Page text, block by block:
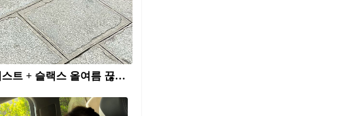
쉽고 이쁘게🤍🤎여름 셋업 조합 4 1. 수트 베스트 + 슬랙스 올여름 끊임 없이 회자되는 아이템은 바로 수트 베스트가 아닐까 싶습니다. 이 수트 베스트를 단독으로 와이드 슬랙스와 함께 매치하면 엣지있는 여름 셋업 스타일링을 완성할 수 있는데요. 슬랙스를 로우라이즈 또는 와이드 핏으로 선택한다면 더욱 스타일리시하게 연출할 수 있죠. 2. 수트 베스트 + 하프 슬랙스 폭염이 지속되고 있는 지금, 슬랙스의 기장을 짧게 가보는 것도 좋은 방법입니다. 긴 기장의 슬랙스보다는 보다 경쾌한 코디가 가능한데요. 수트 베스트와 하프슬랙스 셋업에 시크한 힐을 더하거나 편한 스니커즈를 매치하여 다양한 무드로 즐길 수 있습니다. 3. 민소매 블라우스 + 롱 스커트 페미닌한 무드를 원한다면 민소매 블라우스와 롱 스커트 셋업을 선택해 보세요. 컬러는 화이트로 통일하여 더욱 여리한 감성을 더할 수도 있고요. 화이트 셋업에 리본 디테일이 있는 아이템을 선택하거나 가방 또는 신발 컬러로 스타일링에 포인트를 줄 수도 있죠. 4. 셔츠 + 밴딩 쇼츠 여름 원마일웨어로나 휴양지 룩으로도 제격인 셔츠 셋업도 주목할 만 합니다. 셔츠에 밴딩 쇼츠를 매치하여 편안한 여름 스타일링을 완성할 수 있는데요. 셔츠를 오버핏으로 입거나 아우터처럼 살짝 걸치기만 해도 색다른 스타일링을 즐길 수 있습니다.